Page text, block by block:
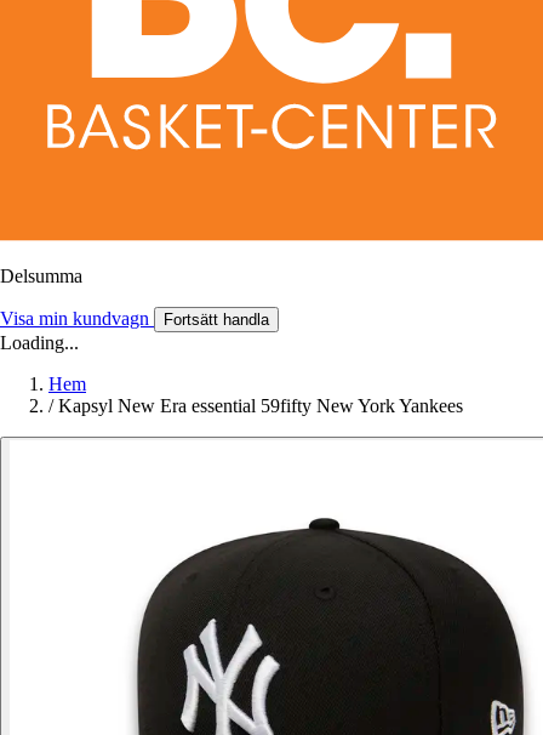
Delsumma
Visa min kundvagn Fortsätt handla
Loading...
Hem
/ Kapsyl New Era essential 59fifty New York Yankees